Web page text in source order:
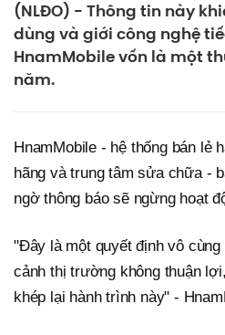
(NLĐO) - Thông tin này
dùng và giới công nghệ
HnamMobile vốn là một
năm.
HnamMobile - hệ thống bán lẻ
hãng và trung tâm sửa chữa -
ngờ thông báo sẽ ngừng hoạt
"Đây là một quyết định vô
cảnh thị trường không thuận
khép lại hành trình này" -